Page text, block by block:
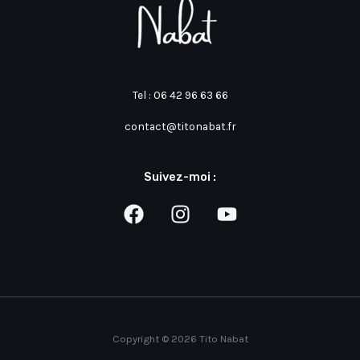
Tel : 06 42 96 63 66
contact@titonabat.fr
Suivez-moi :
Copyright © 2026 Tito Nabat